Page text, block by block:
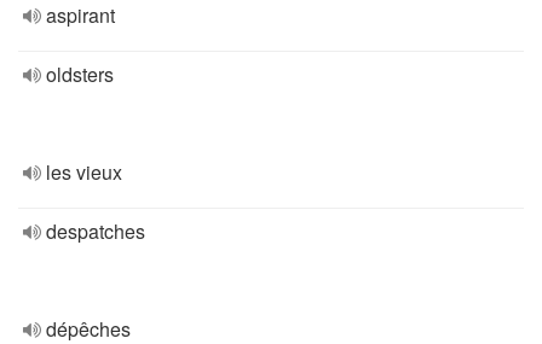
aspirant
oldsters
les vieux
despatches
dépêches